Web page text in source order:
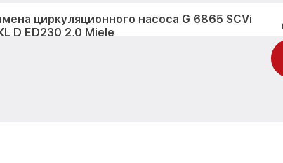
циркуляционного насоса G 6865 SCVi
D ED230 2,0 Miele